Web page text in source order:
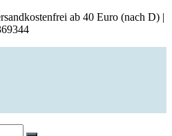
ab 40 Euro (nach D) |